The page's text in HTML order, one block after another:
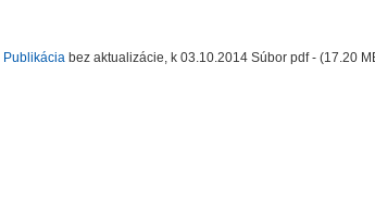
Publikácia bez aktualizácie, k 03.10.2014 Súbor pdf -